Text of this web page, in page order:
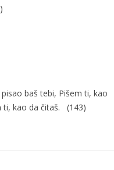
baš tebi, Pišem ti, kao
ti, kao da čitaš. (143)